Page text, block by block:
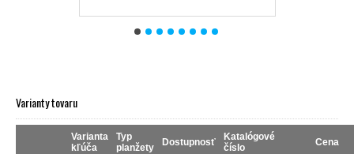
Varianty tovaru
Varianta
kľúča
Typ
planžety
Dostupnosť
Katalógové
číslo
Cena